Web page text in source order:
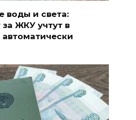
воды и света:
за ЖКУ учтут в
автоматически